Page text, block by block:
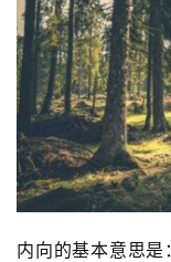
内向的基本意思